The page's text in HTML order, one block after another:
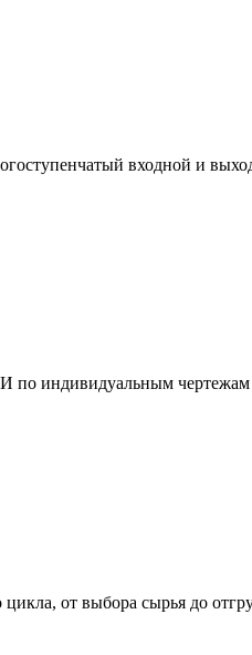
входной и
по индивидуальным
от выбора сырья до